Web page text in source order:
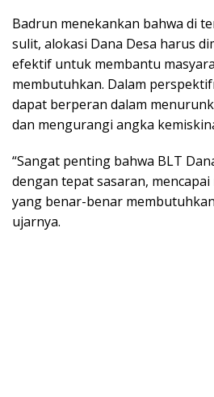
Badrun menekankan bahwa di
sulit, alokasi Dana Desa harus
efektif untuk membantu
membutuhkan. Dalam
dapat berperan dalam
dan mengurangi angka
“Sangat penting bahwa BLT
dengan tepat sasaran,
yang benar-benar
ujarnya.